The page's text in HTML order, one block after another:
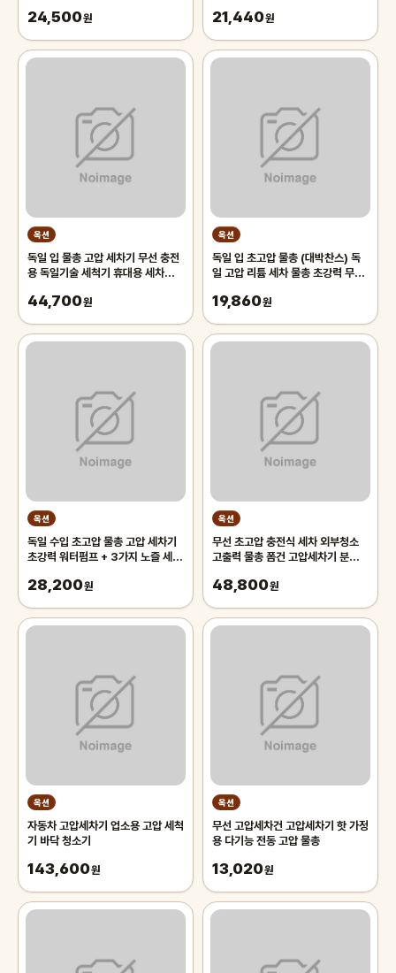
24,500원 21,440원
옥션
독일 입 물총 고압 세차기 무선 충전
용 독일기술 세척기 휴대용 세차건
44,700원
옥션
독일 입 초고압 물총 (대박찬스) 독
일 고압 리튬 세차 물총 초강력 무선
19,860원
옥션
독일 수입 초고압 물총 고압 세차기
초강력 워터펌프 + 3가지 노즐 세트
28,200원
옥션
무선 초고압 충전식 세차 외부청소
고출력 물총 폼건 고압세차기 분무기
48,800원
옥션
자동차 고압세차기 업소용 고압 세척
기 바닥 청소기
143,600원
옥션
무선 고압세차건 고압세차기 핫 가정
용 다기능 전동 고압 물총
13,020원